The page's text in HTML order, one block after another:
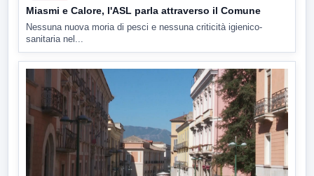
Miasmi e Calore, l'ASL parla attraverso il Comune
Nessuna nuova moria di pesci e nessuna criticità igienico-
sanitaria nel...